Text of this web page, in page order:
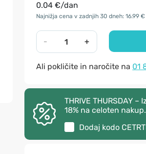
0.04 €/dan
Najnižja cena v zadnjih 30 dneh: 16.99 €
- +
Ali pokličite in naročite na 01
THRIVE THURSDAY
18% na celoten nakup.
Dodaj kodo